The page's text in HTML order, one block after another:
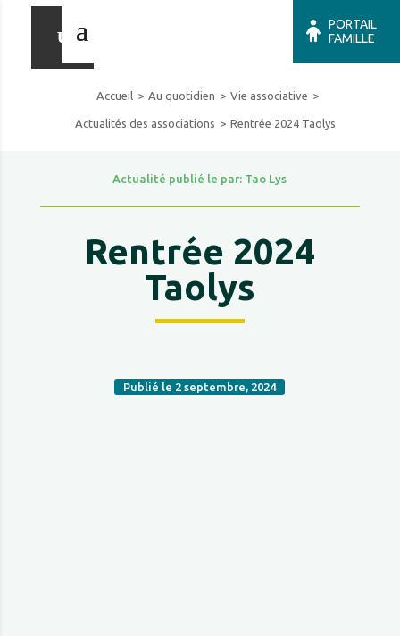
PORTAIL
FAMILLE
Accueil Au quotidien Vie associative
Actualités des associations Rentrée 2024 Taolys
Actualité publié le par: Tao Lys
Rentrée 2024
Taolys
Publié le 2 septembre, 2024